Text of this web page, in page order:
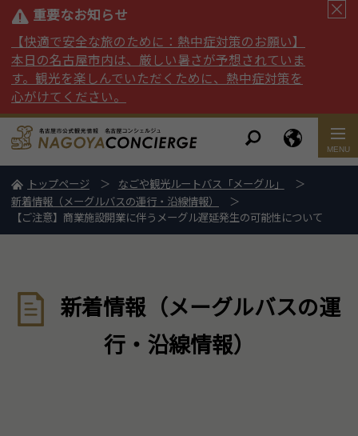
重要なお知らせ
【快適で安全な旅のために：熱中症対策のお願い】
本日の名古屋市内は、厳しい暑さが予想されていま
す。観光を楽しんでいただくために、熱中症対策を
心がけてください。
トップページ
なごや観光ルートバス「メーグル」
新着情報（メーグルバスの運行・沿線情報）
【ご注意】商業施設開業に伴うメーグル遅延発生の可能性について
新着情報（メーグルバスの運
行・沿線情報）